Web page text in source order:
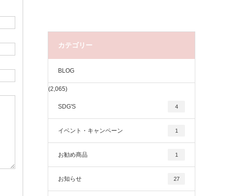
カテゴリー
BLOG
(2,065)
SDG'S 4
イベント・キャンペーン 1
お勧め商品 1
お知らせ 27